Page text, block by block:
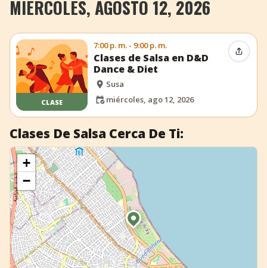
+ Añadir evento
MIÉRCOLES, AGOSTO 12, 2026
CLASE
7:00 p. m. - 9:00 p. m.
Clases de Salsa en D&D
Dance & Diet
Susa
miércoles, ago 12, 2026
Clases De Salsa Cerca De Ti:
+
−